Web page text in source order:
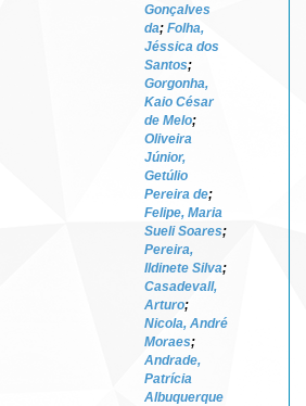
Gonçalves
da; Folha,
Jéssica dos
Santos;
Gorgonha,
Kaio César
de Melo;
Oliveira
Júnior,
Getúlio
Pereira de;
Felipe, Maria
Sueli Soares;
Pereira,
Ildinete Silva;
Casadevall,
Arturo;
Nicola, André
Moraes;
Andrade,
Patrícia
Albuquerque